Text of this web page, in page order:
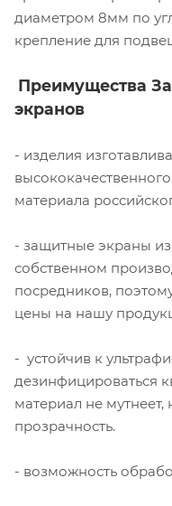
диаметром 8мм по
крепление для
Преимущества
экранов
- изделия
материала
- защитные экраны
собственном
посредников,
цены на нашу
- устойчив к
дезинфицироваться
материал не мутнеет,
прозрачность.
- возможность